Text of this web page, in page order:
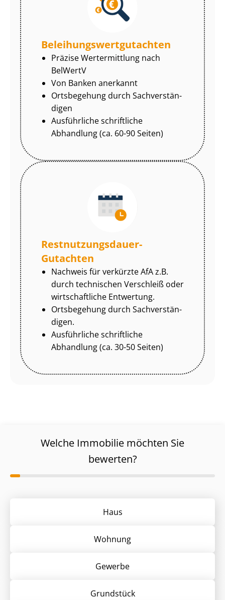
Be­lei­hungs­wert­gut­ach­ten
Präzise Wertermittlung nach
BelWertV
Von Banken anerkannt
Ortsbegehung durch Sach­ver­stän­
di­gen
Ausführliche schriftliche
Abhandlung (ca. 60-90 Seiten)
Rest­nut­zungs­dau­er-
Gutachten
Nachweis für verkürzte AfA z.B.
durch technischen Verschleiß oder
wirtschaftliche Entwertung.
Ortsbegehung durch Sach­ver­stän­
di­gen.
Ausführliche schriftliche
Abhandlung (ca. 30-50 Seiten)
Welche Immobilie möchten Sie
bewerten?
Haus
Wohnung
Gewerbe
Grund­stück